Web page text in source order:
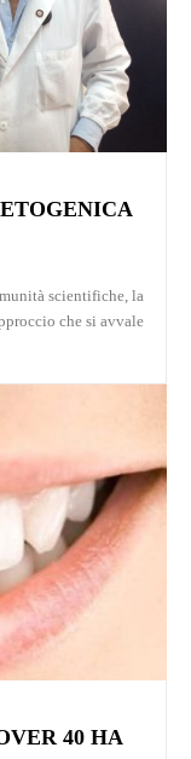
scientifiche, la
che si avvale
40 HA